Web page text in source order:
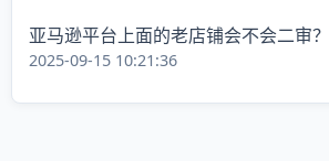
亚马逊平台上面的老店铺会不会二审？
2025-09-15 10:21:36